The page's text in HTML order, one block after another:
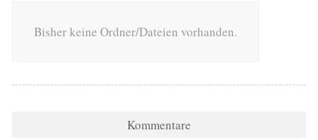
Bisher keine Ordner/Dateien vorhanden.
Kommentare